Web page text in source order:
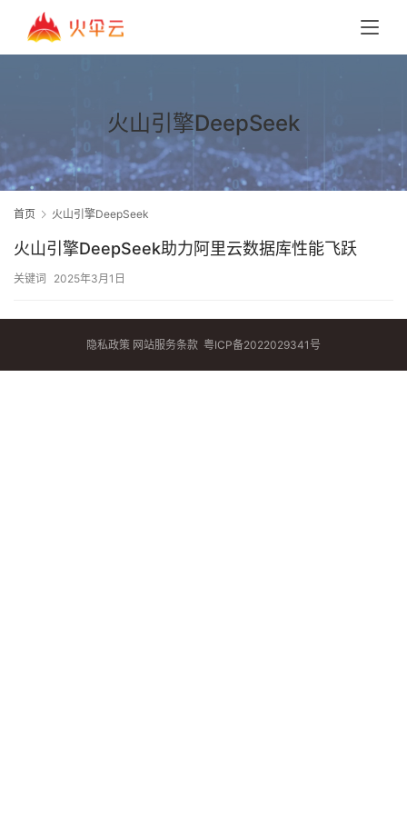
火山引擎DeepSeek
首页 火山引擎DeepSeek
火山引擎DeepSeek助力阿里云数据库性能飞跃
关键词 2025年3月1日
隐私政策 网站服务条款 粤ICP备2022029341号